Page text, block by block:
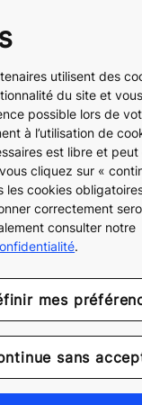
même si KONE
ni des retards, ni
d’aviser les
que le Site
de tout
la confiance que
contenus
l’utilisateur dans
des liens vers
à des tiers et
aucune
ni ne fait aucune
quelle qu’elle
créé ou publié
utilisent des
du site et
possible lors de
à l’utilisation de
est libre et
cliquez sur «
les cookies
correctement
consulter notre
.
mes
sans